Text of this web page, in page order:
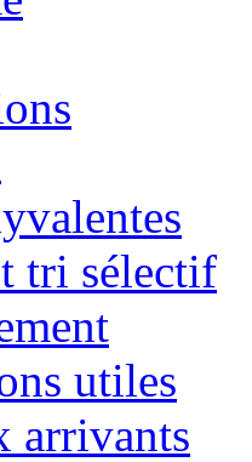
tri sélectif
utiles
arrivants